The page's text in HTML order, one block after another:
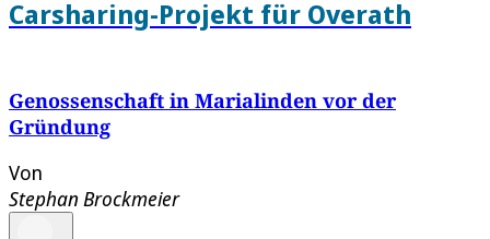
Carsharing-Projekt für Overath
Genossenschaft in Marialinden vor der
Gründung
Von
Stephan Brockmeier